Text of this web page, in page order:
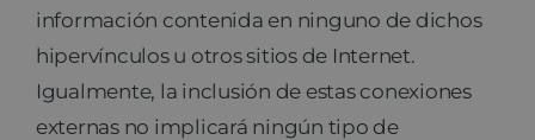
información contenida en ninguno de dichos
hipervínculos u otros sitios de Internet.
Igualmente, la inclusión de estas conexiones
externas no implicará ningún tipo de